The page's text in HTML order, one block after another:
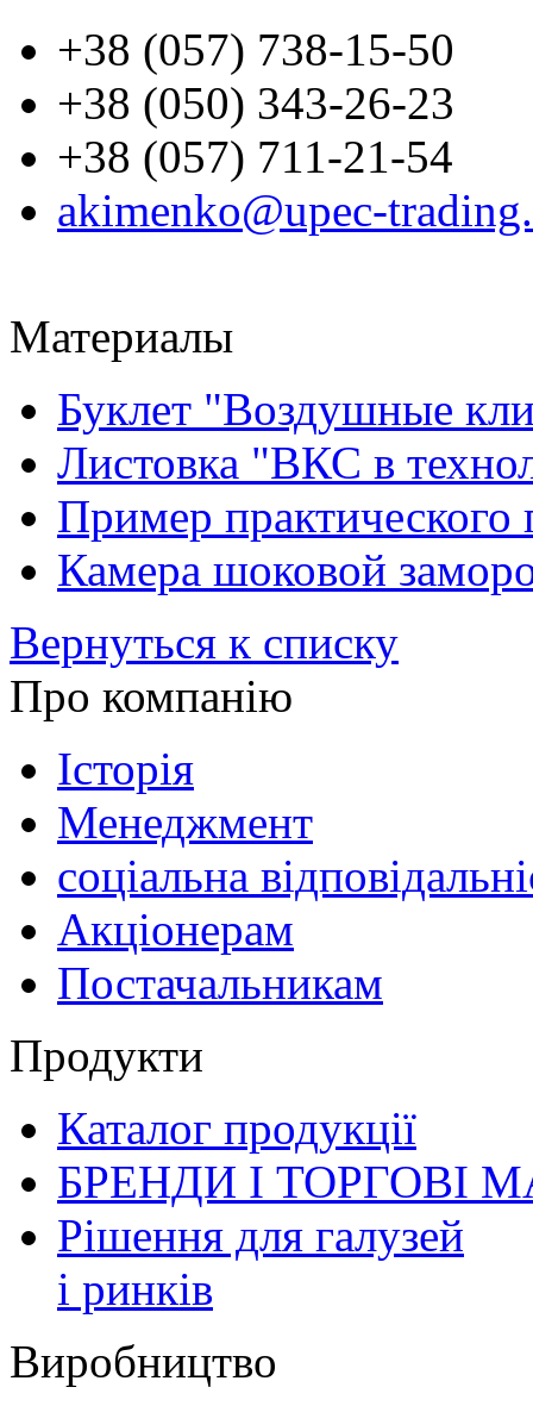
+38 (057) 738-15-50
+38 (050) 343-26-23
+38 (057) 711-21-54
akimenko@upec-
Материалы
Буклет "Воздушные
Листовка "ВКС в
Пример
Камера шоковой
Вернуться к списку
Про компанію
Історія
Менеджмент
соціальна
Акціонерам
Постачальникам
Продукти
Каталог продукції
БРЕНДИ І ТОРГОВІ
Рішення для галузей
і ринків
Виробництво